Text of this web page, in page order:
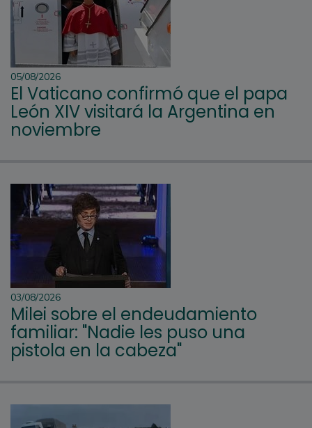
05/08/2026
El Vaticano confirmó que el papa
León XIV visitará la Argentina en
noviembre
03/08/2026
Milei sobre el endeudamiento
familiar: "Nadie les puso una
pistola en la cabeza"